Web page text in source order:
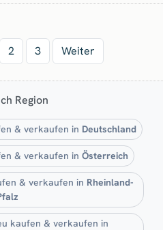
2 3 Weiter
Region
& verkaufen in Deutschland
& verkaufen in Österreich
& verkaufen in Rheinland-
kaufen & verkaufen in